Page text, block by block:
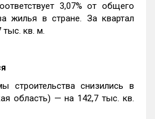
3,07% от общего
жилья в стране. За квартал
тыс. кв. м.
строительства снизились в
область) — на 142,7 тыс. кв.